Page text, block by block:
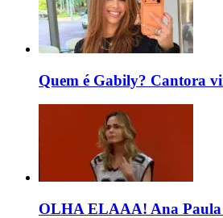
Quem é Gabily? Cantora
OLHA ELAAA! Ana Paula